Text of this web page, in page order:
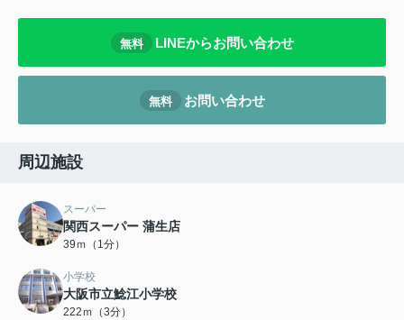
無料 LINEからお問い合わせ
無料 お問い合わせ
周辺施設
スーパー
関西スーパー 蒲生店
39ｍ（1分）
小学校
大阪市立鯰江小学校
222ｍ（3分）